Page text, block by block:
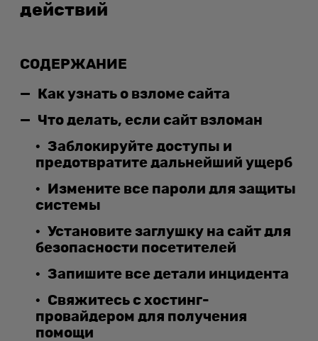
действий
СОДЕРЖАНИЕ
Как узнать о взломе сайта
Что делать, если сайт взломан
Заблокируйте доступы и
предотвратите дальнейший ущерб
Измените все пароли для защиты
системы
Установите заглушку на сайт для
безопасности посетителей
Запишите все детали инцидента
Свяжитесь с хостинг-
провайдером для получения
помощи